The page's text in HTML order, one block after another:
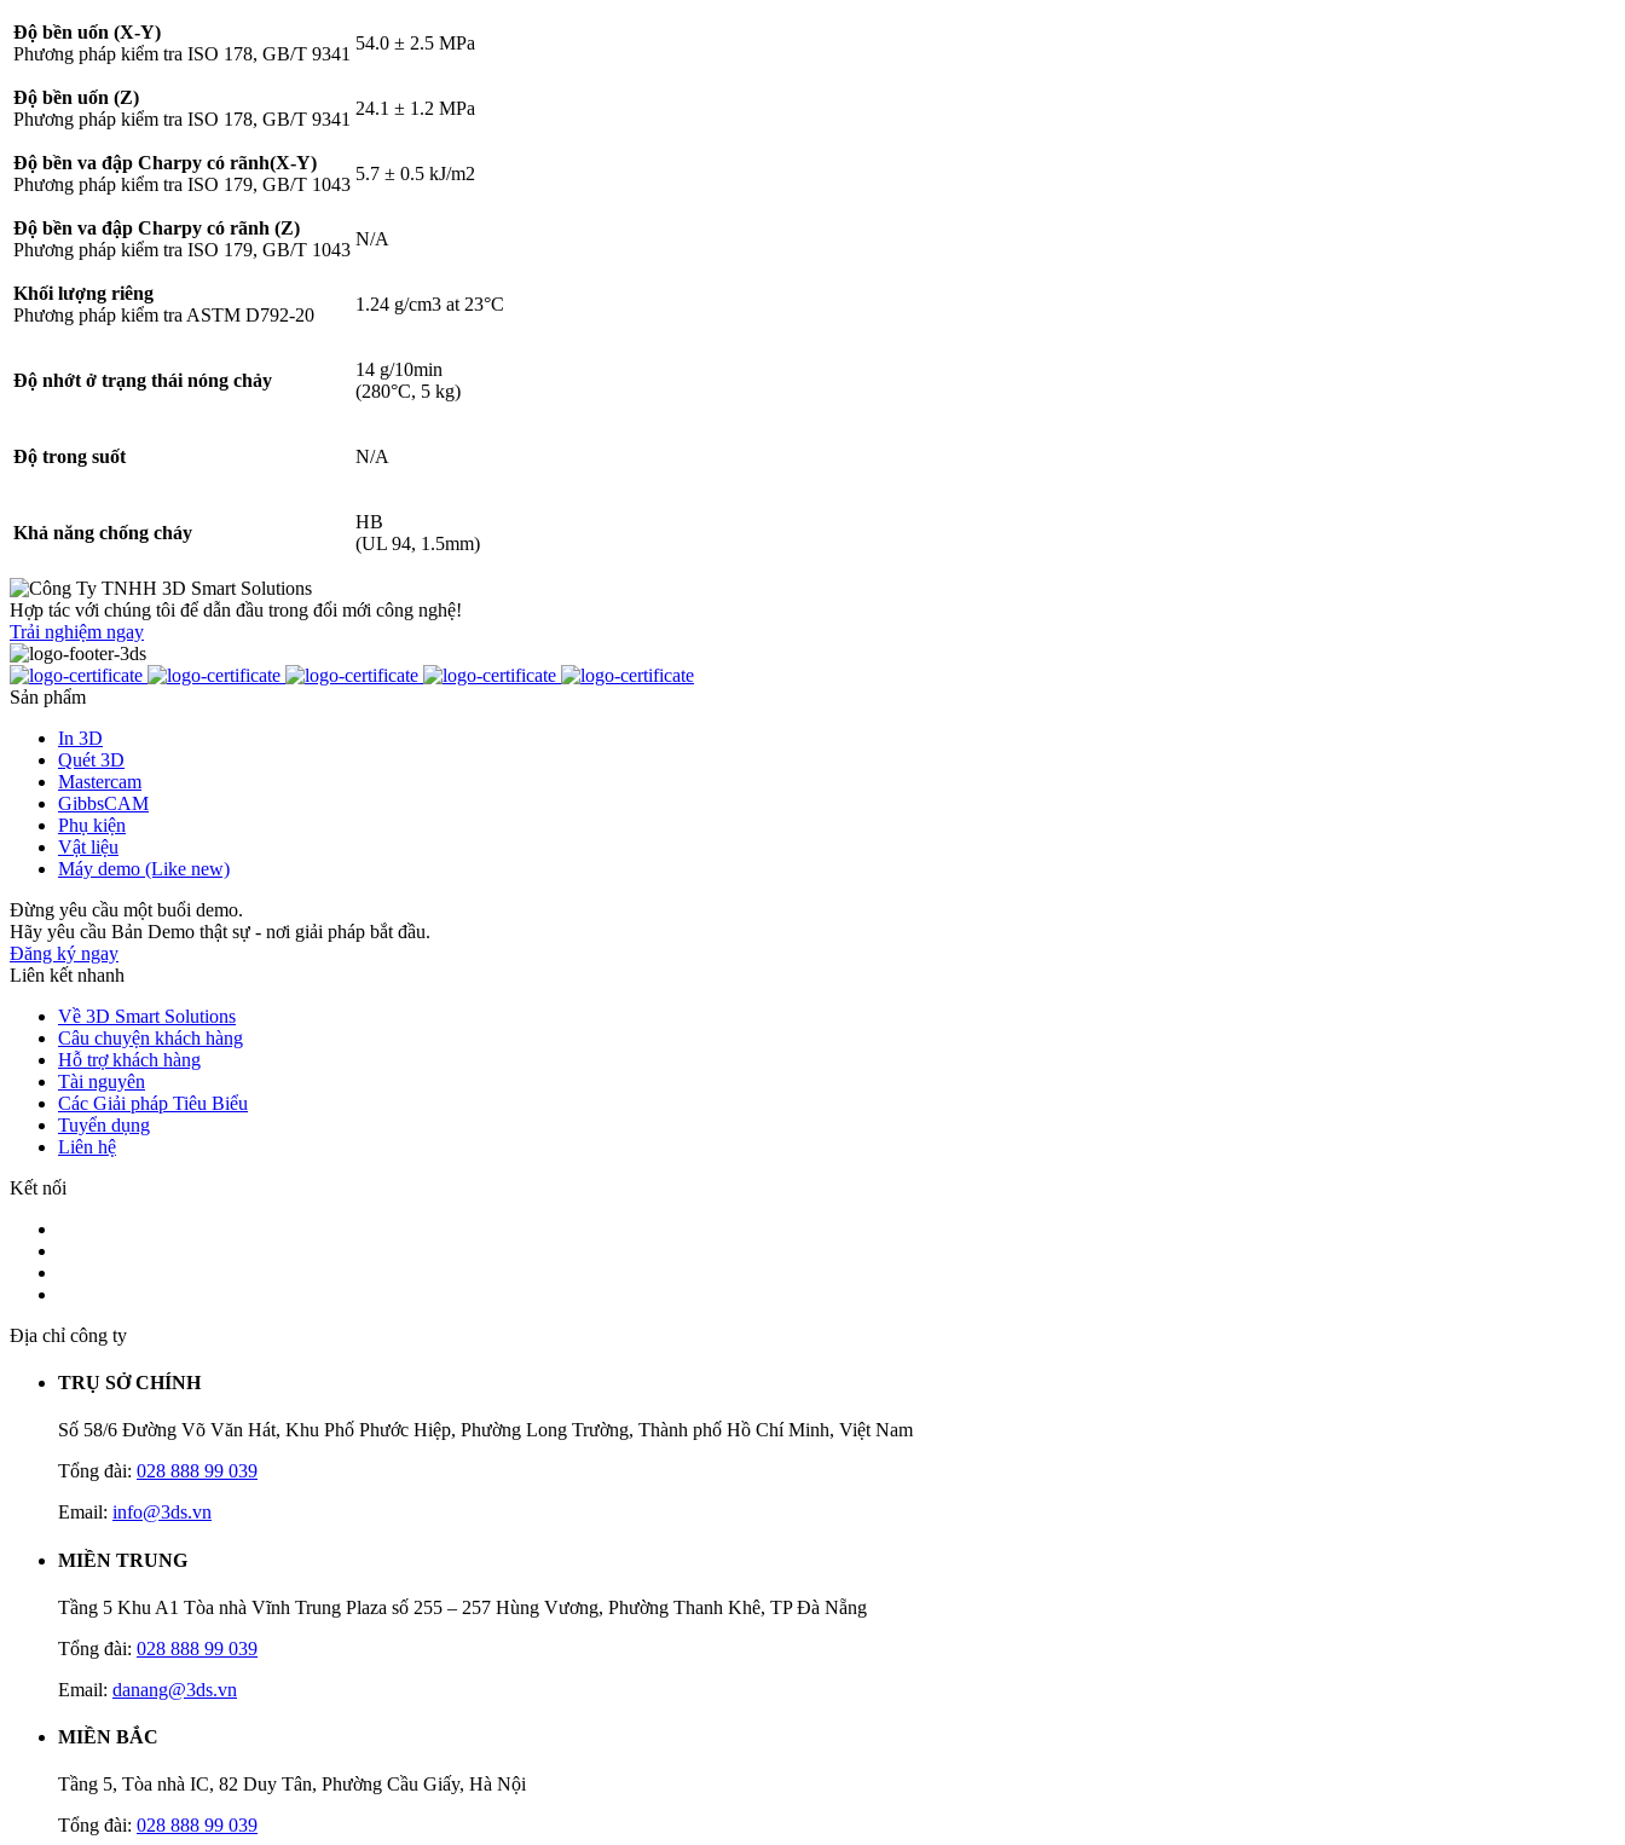
Độ bền uốn (X-Y)
Phương pháp kiểm tra ISO 178, GB/T 9341
54.0 ± 2.5 MPa
Độ bền uốn (Z)
Phương pháp kiểm tra ISO 178, GB/T 9341
24.1 ± 1.2 MPa
Độ bền va đập Charpy có rãnh(X-Y)
Phương pháp kiểm tra ISO 179, GB/T 1043
5.7 ± 0.5 kJ/m2
Độ bền va đập Charpy có rãnh (Z)
Phương pháp kiểm tra ISO 179, GB/T 1043
N/A
Khối lượng riêng
Phương pháp kiểm tra ASTM D792-20
1.24 g/cm3 at 23°C
Độ nhớt ở trạng thái nóng chảy
14 g/10min
(280°C, 5 kg)
Độ trong suốt N/A
Khả năng chống cháy
HB
(UL 94, 1.5mm)
Hợp tác với chúng tôi để dẫn đầu trong đổi mới công nghệ!
Trải nghiệm ngay
Sản phẩm
In 3D
Quét 3D
Mastercam
GibbsCAM
Phụ kiện
Vật liệu
Máy demo (Like new)
Đừng yêu cầu một buổi demo.
Hãy yêu cầu Bản Demo thật sự - nơi giải pháp bắt đầu.
Đăng ký ngay
Liên kết nhanh
Về 3D Smart Solutions
Câu chuyện khách hàng
Hỗ trợ khách hàng
Tài nguyên
Các Giải pháp Tiêu Biểu
Tuyển dụng
Liên hệ
Kết nối
Địa chỉ công ty
TRỤ SỞ CHÍNH
Số 58/6 Đường Võ Văn Hát, Khu Phố Phước Hiệp, Phường Long Trường, Thành phố Hồ Chí Minh, Việt Nam
Tổng đài: 028 888 99 039
Email: info@3ds.vn
MIỀN TRUNG
Tầng 5 Khu A1 Tòa nhà Vĩnh Trung Plaza số 255 – 257 Hùng Vương, Phường Thanh Khê, TP Đà Nẵng
Tổng đài: 028 888 99 039
Email: danang@3ds.vn
MIỀN BẮC
Tầng 5, Tòa nhà IC, 82 Duy Tân, Phường Cầu Giấy, Hà Nội
Tổng đài: 028 888 99 039